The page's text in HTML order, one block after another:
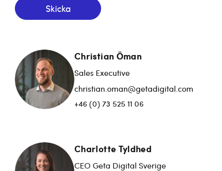
Skicka
Christian Öman
Sales Executive
christian.oman@getadigital.com
+46 (0) 73 525 11 06
Charlotte Tyldhed
CEO Geta Digital Sverige